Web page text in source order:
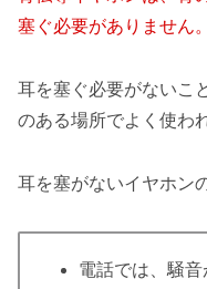
塞ぐ必要がありません。
耳を塞ぐ必要がないこ
のある場所でよく使わ
耳を塞がないイヤホン
電話では、騒